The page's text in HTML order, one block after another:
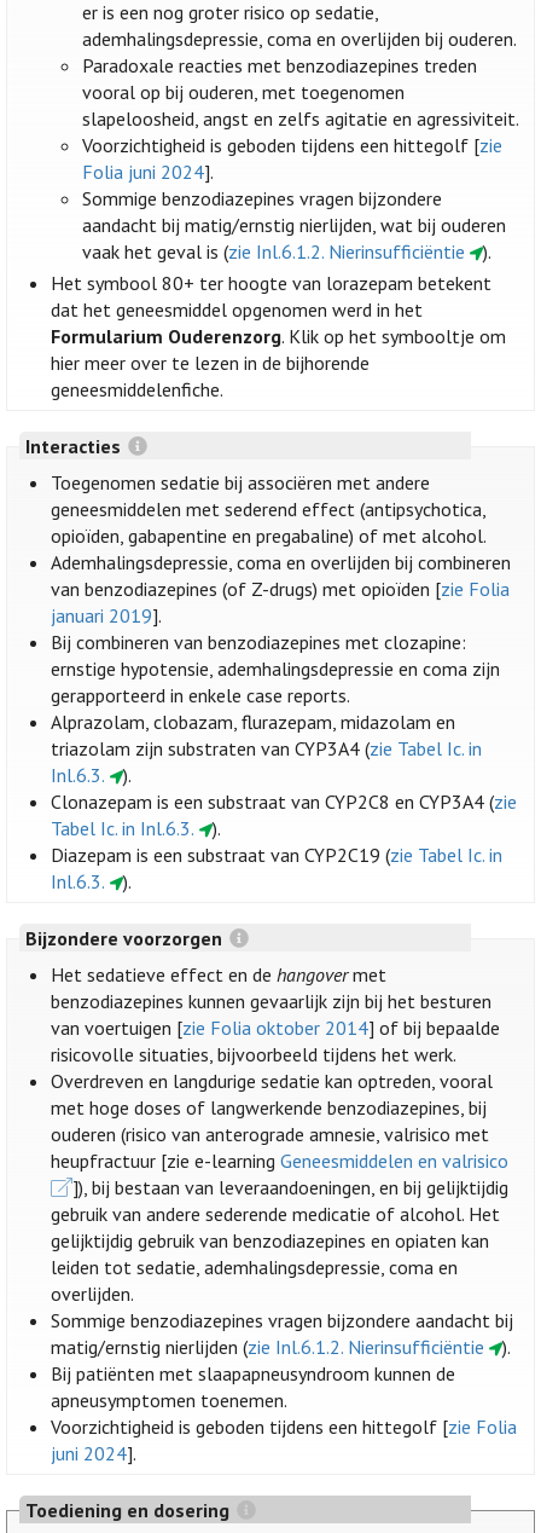
er is een nog groter risico op sedatie,
ademhalingsdepressie, coma en overlijden bij ouderen.
Paradoxale reacties met benzodiazepines treden
vooral op bij ouderen, met toegenomen
slapeloosheid, angst en zelfs agitatie en agressiviteit.
Voorzichtigheid is geboden tijdens een hittegolf [zie
Folia juni 2024].
Sommige benzodiazepines vragen bijzondere
aandacht bij matig/ernstig nierlijden, wat bij ouderen
vaak het geval is (zie Inl.6.1.2. Nierinsufficiëntie
).
Het symbool 80+ ter hoogte van lorazepam betekent
dat het geneesmiddel opgenomen werd in het
Formularium Ouderenzorg. Klik op het symbooltje om
hier meer over te lezen in de bijhorende
geneesmiddelenfiche.
Interacties
Toegenomen sedatie bij associëren met andere
geneesmiddelen met sederend effect (antipsychotica,
opioïden, gabapentine en pregabaline) of met alcohol.
Ademhalingsdepressie, coma en overlijden bij combineren
van benzodiazepines (of Z-drugs) met opioïden [zie Folia
januari 2019].
Bij combineren van benzodiazepines met clozapine:
ernstige hypotensie, ademhalingsdepressie en coma zijn
gerapporteerd in enkele case reports.
Alprazolam, clobazam, flurazepam, midazolam en
triazolam zijn substraten van CYP3A4 (zie Tabel Ic. in
Inl.6.3.
).
Clonazepam is een substraat van CYP2C8 en CYP3A4 (zie
Tabel Ic. in Inl.6.3.
).
Diazepam is een substraat van CYP2C19 (zie Tabel Ic. in
Inl.6.3.
).
Bijzondere voorzorgen
Het sedatieve effect en dehangovermet
benzodiazepines kunnen gevaarlijk zijn bij het besturen
van voertuigen [zie Folia oktober 2014] of bij bepaalde
risicovolle situaties, bijvoorbeeld tijdens het werk.
Overdreven en langdurige sedatie kan optreden, vooral
met hoge doses of langwerkende benzodiazepines, bij
ouderen (risico van anterograde amnesie, valrisico met
heupfractuur [zie e-learningGeneesmiddelen en valrisico
]), bij bestaan van leveraandoeningen, en bij gelijktijdig
gebruik van andere sederende medicatie of alcohol. Het
gelijktijdig gebruik van benzodiazepines en opiaten kan
leiden tot sedatie, ademhalingsdepressie, coma en
overlijden.
Sommige benzodiazepines vragen bijzondere aandacht bij
matig/ernstig nierlijden (zie Inl.6.1.2. Nierinsufficiëntie
).
Bij patiënten met slaapapneusyndroom kunnen de
apneusymptomen toenemen.
Voorzichtigheid is geboden tijdens een hittegolf [zie Folia
juni 2024].
Toediening en dosering